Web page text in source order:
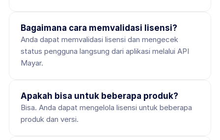
Bagaimana cara memvalidasi lisensi?
Anda dapat memvalidasi lisensi dan mengecek
status pengguna langsung dari aplikasi melalui API
Mayar.
Apakah bisa untuk beberapa produk?
Bisa. Anda dapat mengelola lisensi untuk beberapa
produk dan versi.